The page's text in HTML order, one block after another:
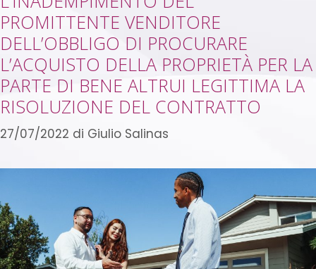
PROMITTENTE VENDITORE
DELL’OBBLIGO DI PROCURARE
L’ACQUISTO DELLA PROPRIETÀ PER LA
PARTE DI BENE ALTRUI LEGITTIMA LA
RISOLUZIONE DEL CONTRATTO
27/07/2022 di Giulio Salinas